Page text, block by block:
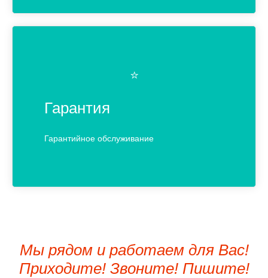
⭐️
Гарантия
Гарантийное обслуживание
Мы рядом и работаем для Вас!
Приходите! Звоните! Пишите!